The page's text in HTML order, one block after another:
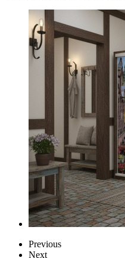
Previous
Next